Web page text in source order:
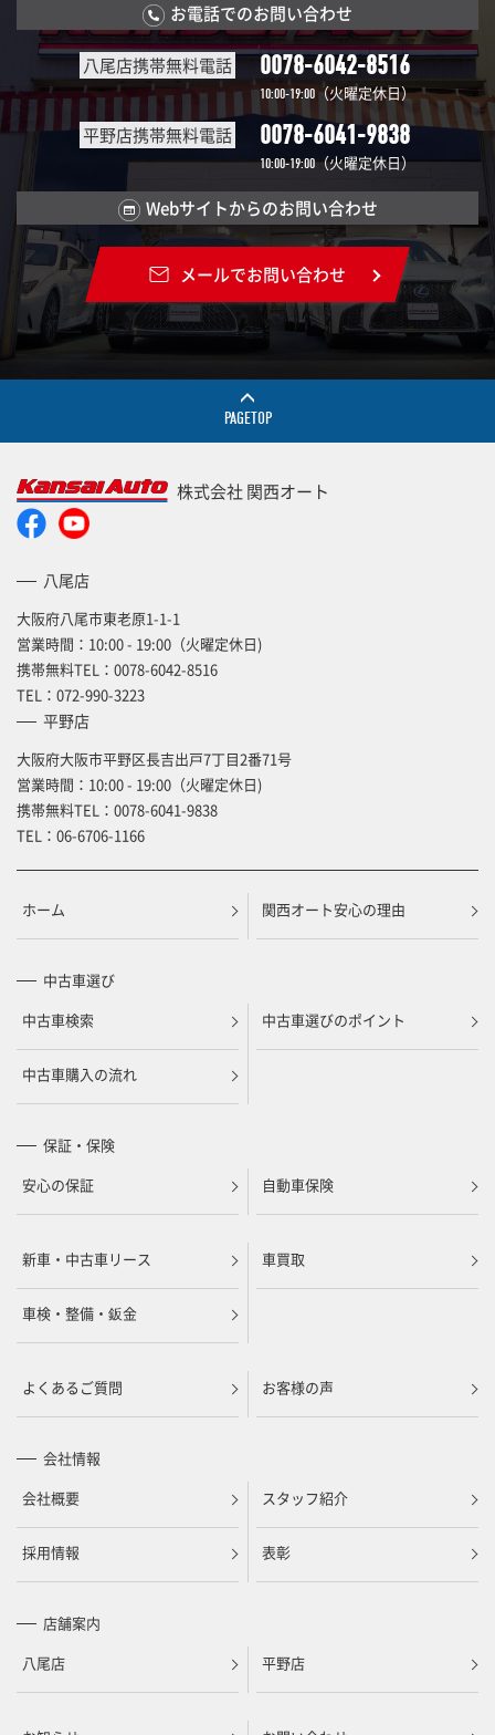
お電話でのお問い合わせ
八尾店携帯無料電話 0078-6042-8516
10:00-19:00 （火曜定休日）
平野店携帯無料電話 0078-6041-9838
10:00-19:00（火曜定休日）
Webサイトからのお問い合わせ
メールでお問い合わせ
PAGETOP
株式会社 関西オート
八尾店
大阪府八尾市東老原1-1-1
営業時間：10:00 - 19:00（火曜定休日)
携帯無料TEL： 0078-6042-8516
TEL： 072-990-3223
平野店
大阪府大阪市平野区長吉出戸7丁目2番71号
営業時間：10:00 - 19:00（火曜定休日)
携帯無料TEL： 0078-6041-9838
TEL： 06-6706-1166
ホーム 関西オート安心の理由
中古車選び
中古車検索
中古車選びのポイント
中古車購入の流れ
保証・保険
安心の保証
自動車保険
新車・中古車リース 車買取
車検・整備・鈑金
よくあるご質問 お客様の声
会社情報
会社概要
スタッフ紹介
採用情報 表彰
店舗案内
八尾店
平野店